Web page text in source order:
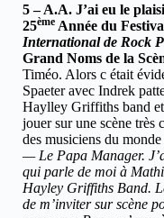
5 – A.A. J’ai eu le
25ème Année du
International de Rock
Grand Noms de la
Timéo. Alors c était
Spaeter avec Indrek
Haylley Griffiths band
jouer sur une scène très
des musiciens du monde
— Le Papa Manager.
qui parle de moi à
Hayley Griffiths Band.
de m’inviter sur scène